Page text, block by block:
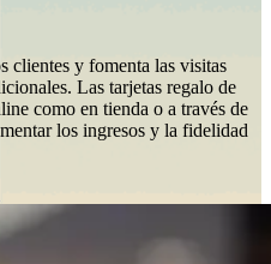
clientes y fomenta las visitas
Las tarjetas regalo de
como en tienda o a través de
los ingresos y la fidelidad